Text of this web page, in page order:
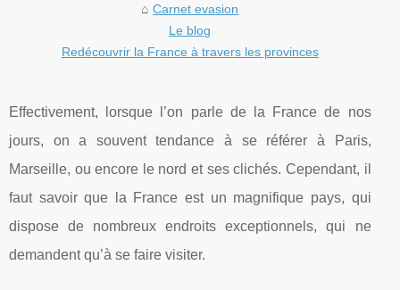
Carnet evasion
Le blog
Redécouvrir la France à travers les provinces
Effectivement, lorsque l’on parle de la France de nos
jours, on a souvent tendance à se référer à Paris,
Marseille, ou encore le nord et ses clichés. Cependant, il
faut savoir que la France est un magnifique pays, qui
dispose de nombreux endroits exceptionnels, qui ne
demandent qu’à se faire visiter.